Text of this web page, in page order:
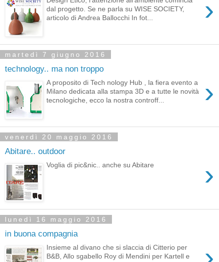
›
dal progetto. Se ne parla su WISE SOCIETY,
articolo di Andrea Ballocchi In fot...
martedì 7 giugno 2016
technology.. ma non troppo
›
A proposito di Tech nology Hub , la fiera evento a
Milano dedicata alla stampa 3D e a tutte le novità
tecnologiche, ecco la nostra controff...
venerdì 20 maggio 2016
Abitare.. outdoor
›
Voglia di pic&nic.. anche su Abitare
lunedì 16 maggio 2016
in buona compagnia
Insieme al divano che si slaccia di Citterio per
B&B, Allo sgabello Roy di Mendini per Kartell e